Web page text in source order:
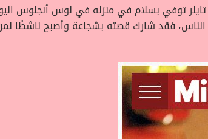
تايلر توفي بسلام في منزله في لوس أنجلوس
فقد شارك قصته بشجاعة وأصبح ناشطًا لمن